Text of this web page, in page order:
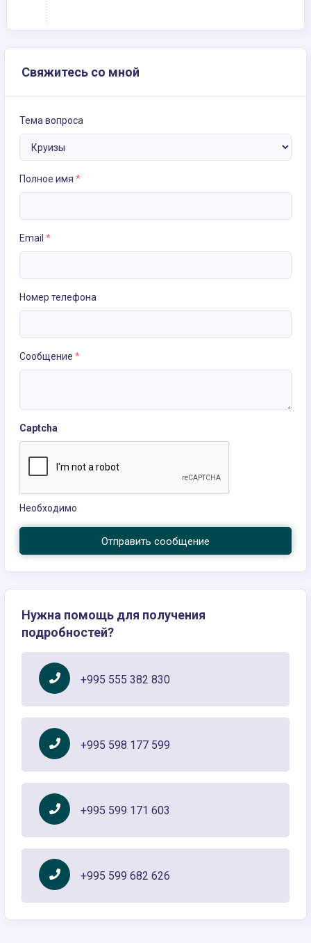
Свяжитесь со мной
Тема вопроса
Полное имя *
Email *
Номер телефона
Сообщение *
Captcha
Необходимо
Отправить сообщение
Нужна помощь для получения
подробностей?
+995 555 382 830
+995 598 177 599
+995 599 171 603
+995 599 682 626